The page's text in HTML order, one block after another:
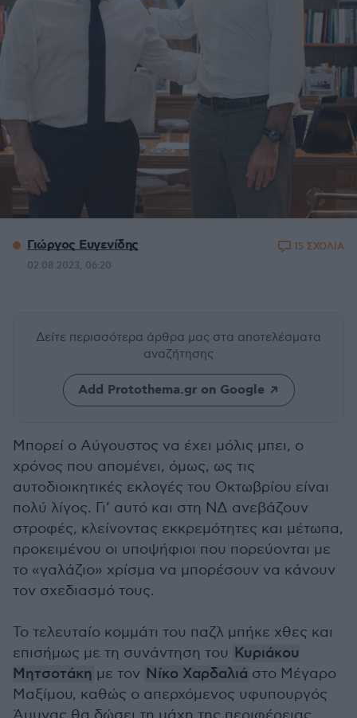
Γιώργος Ευγενίδης
02.08.2023, 06:20
15 ΣΧΟΛΙΑ
Δείτε περισσότερα άρθρα μας στα αποτελέσματα
αναζήτησης
Add Protothema.gr on Google
Μπορεί ο Αύγουστος να έχει μόλις μπει, ο
χρόνος που απομένει, όμως, ως τις
αυτοδιοικητικές εκλογές του Οκτωβρίου είναι
πολύ λίγος. Γι’ αυτό και στη ΝΔ ανεβάζουν
στροφές, κλείνοντας εκκρεμότητες και μέτωπα,
προκειμένου οι υποψήφιοι που πορεύονται με
το «γαλάζιο» χρίσμα να μπορέσουν να κάνουν
τον σχεδιασμό τους.
Το τελευταίο κομμάτι του παζλ μπήκε χθες και
επισήμως με τη συνάντηση του Κυριάκου
Μητσοτάκη με τον Νίκο Χαρδαλιά στο Μέγαρο
Μαξίμου, καθώς ο απερχόμενος υφυπουργός